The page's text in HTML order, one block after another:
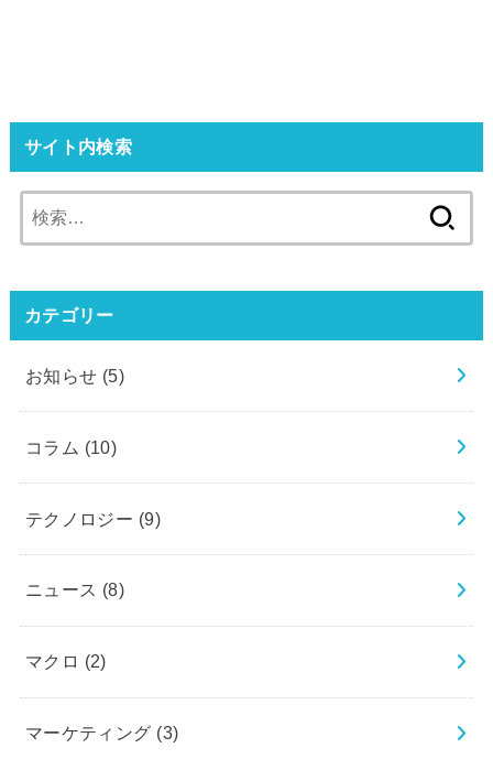
サイト内検索
索:
カテゴリー
お知らせ (5)
コラム (10)
テクノロジー (9)
ニュース (8)
マクロ (2)
マーケティング (3)